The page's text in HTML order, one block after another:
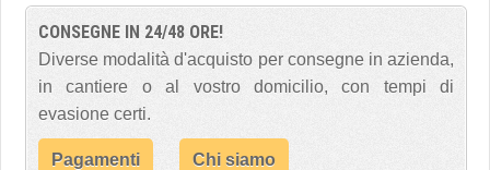
CONSEGNE IN 24/48 ORE!
Diverse modalità d'acquisto per consegne in azienda,
in cantiere o al vostro domicilio, con tempi di
evasione certi.
Pagamenti Chi siamo